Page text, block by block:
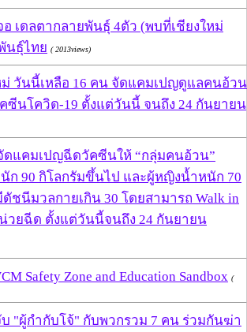
เดลตากลายพันธุ์ 4ตัว (พบที่เชียงใหม่
นธุ์ไทย ( 2013views)
ม่ วันนี้เหลือ 16 คน จัดแคมเปญดูแลคนอ้วน
ซีนโควิด-19 ตั้งแต่วันนี้ จนถึง 24 กันยายน
ดแคมเปญฉีดวัคซีนให้ “กลุ่มคนอ้วน”
ก 90 กิโลกรัมขึ้นไป และผู้หญิงน้ำหนัก 70
ชนีมวลกายเกิน 30 โดยสามารถ Walk in
วยฉีด ตั้งแต่วันนี้จนถึง 24 กันยายน
Safety Zone and Education Sandbox (
"ผู้กำกับโจ้" กับพวกรวม 7 คน ร่วมกันฆ่า